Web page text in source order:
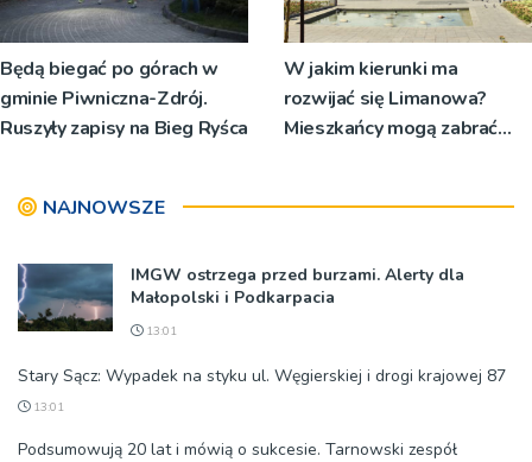
Będą biegać po górach w
gminie Piwniczna-Zdrój.
Ruszyły zapisy na Bieg Ryśca
W jakim kierunki ma
rozwijać się Limanowa?
Mieszkańcy mogą zabrać
NAJNOWSZE
IMGW ostrzega przed burzami. Alerty dla
Małopolski i Podkarpacia
13:01
Stary Sącz: Wypadek na styku ul. Węgierskiej i drogi krajowej 87
13:01
Podsumowują 20 lat i mówią o sukcesie. Tarnowski zespół